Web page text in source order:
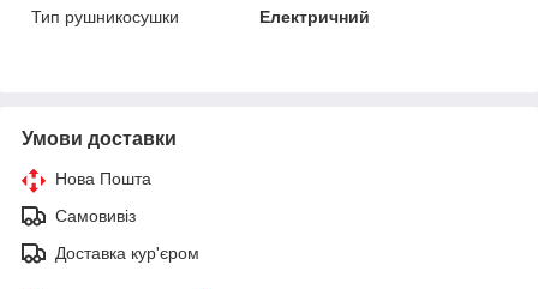
Тип рушникосушки
Електричний
Умови доставки
Нова Пошта
Самовивіз
Доставка кур'єром